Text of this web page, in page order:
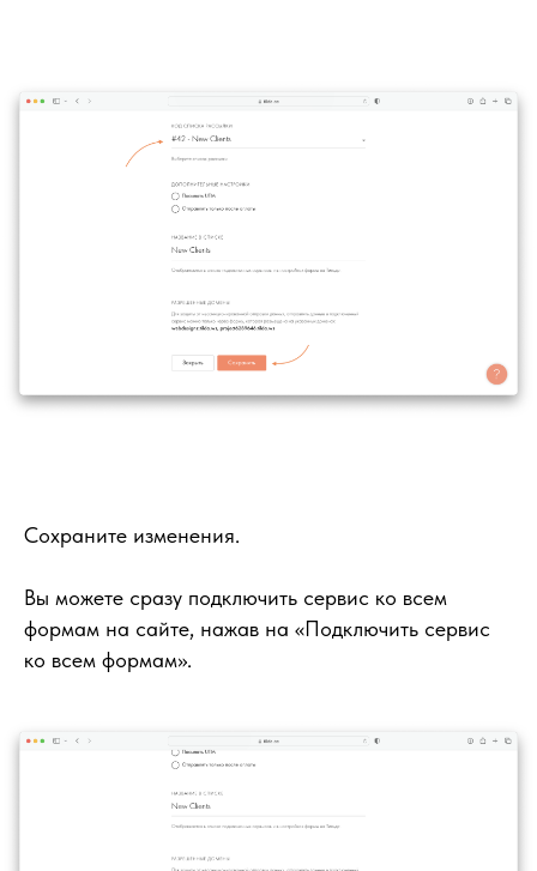
Сохраните изменения.
Вы можете сразу подключить сервис ко всем
формам на сайте, нажав на «Подключить сервис
ко всем формам».